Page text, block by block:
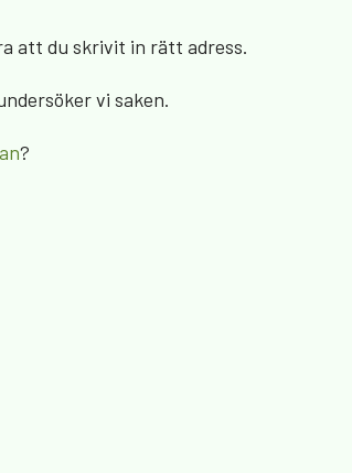
att du skrivit in rätt adress.
vi saken.
?